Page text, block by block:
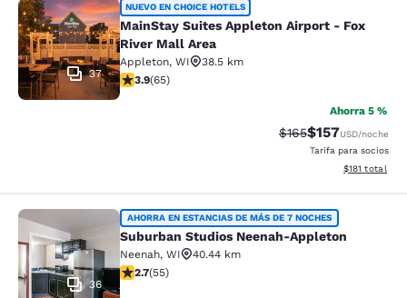
MainStay Suites Appleton Airport -
37
NUEVO EN CHOICE HOTELS
MainStay Suites Appleton Airport - Fox
River Mall Area
Appleton, WI
38.5 km
calificación de 3.88 estrellas. Bueno. 65 reseñas
3.9(65)
Ahorra 5 %
Precio tachado:
$165Precio con
$157USD/noche
Tarifa para socios
Ver detalles
$181 total
Suburban Studios Neenah-Appleton
36
AHORRA EN ESTANCIAS DE MÁS DE 7 NOCHES
Suburban Studios Neenah-Appleton
Neenah, WI
40.44 km
calificación de 2.71 estrellas. Feria. 55 reseñas
2.7(55)